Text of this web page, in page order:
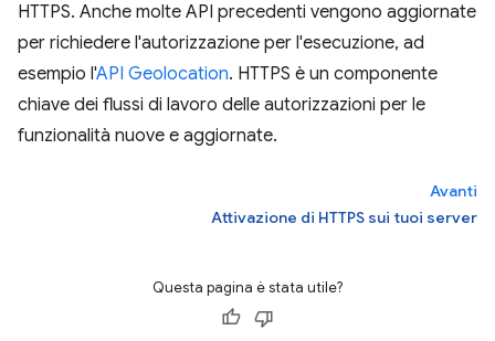
HTTPS. Anche molte API precedenti vengono aggiornate
per richiedere l'autorizzazione per l'esecuzione, ad
esempio l'API Geolocation. HTTPS è un componente
chiave dei flussi di lavoro delle autorizzazioni per le
funzionalità nuove e aggiornate.
Avanti
Attivazione di HTTPS sui tuoi server
Questa pagina è stata utile?